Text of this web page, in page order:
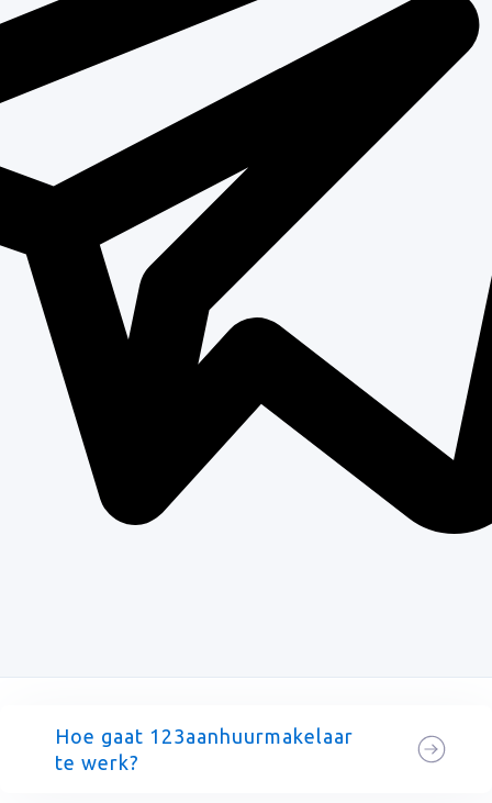
Hoe gaat 123aanhuurmakelaar
te werk?